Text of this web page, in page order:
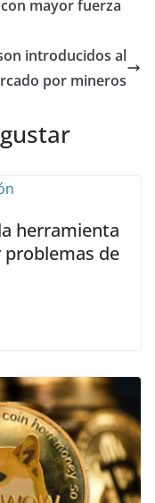
mayor fuerza
introducidos al
por mineros
herramienta
problemas de